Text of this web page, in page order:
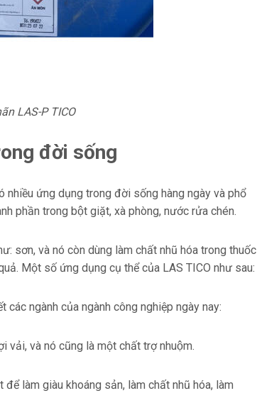
LAS-P TICO
đời sống
ứng dụng trong đời sống hàng ngày và phổ
phần trong bột giặt, xà phòng, nước rửa chén.
sơn, và nó còn dùng làm chất nhũ hóa trong thuốc
Một số ứng dụng cụ thể của LAS TICO như sau:
ngành của ngành công nghiệp ngày nay:
vải, và nó cũng là một chất trợ nhuộm.
làm giàu khoáng sản, làm chất nhũ hóa, làm